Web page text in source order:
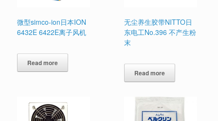
微型simco-ion日本ION
6432E 6422E离子风机
Read more
无尘养生胶带NITTO日
东电工No.396 不产生粉
末
Read more